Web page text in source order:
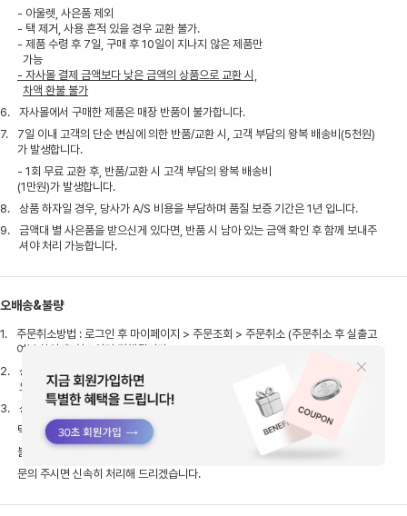
- 아울렛, 사은품 제외
- 택 제거, 사용 흔적 있을 경우 교환 불가.
- 제품 수령 후 7일, 구매 후 10일이 지나지 않은 제품만
가능
- 자사몰 결제 금액보다 낮은 금액의 상품으로 교환 시,
차액 환불 불가
6.
자사몰에서 구매한 제품은 매장 반품이 불가합니다.
7.
7일 이내 고객의 단순 변심에 의한 반품/교환 시, 고객 부담의 왕복 배송비(5천원)
가 발생합니다.
- 1회 무료 교환 후, 반품/교환 시 고객 부담의 왕복 배송비
(1만원)가 발생합니다.
8.
상품 하자일 경우, 당사가 A/S 비용을 부담하며 품질 보증 기간은 1년 입니다.
9.
금액대 별 사은품을 받으신게 있다면, 반품 시 남아 있는 금액 확인 후 함께 보내주
셔야 처리 가능합니다.
오배송&불량
1.
주문취소방법 : 로그인 후 마이페이지 > 주문조회 > 주문취소 (주문취소 후 실출고
여부 확인 후 취소처리 진행됩니다.)
2.
상품불량시 고객센터로 접수해주시면 불량내용 확인 후 상품불량일시 교환 및 반품
으로 진행됩니다.
3.
상품 수령 후 택 제거 전, 불량/오염 등 하자 여부를 반드시 확인해 주시기 바랍니다.
택 제거 시 초기 불량 확인이 어려워 교환/반품이
불가할 수 있으며,불량 발견 시에는 택 제거 전 고객센터로
문의 주시면 신속히 처리해 드리겠습니다.